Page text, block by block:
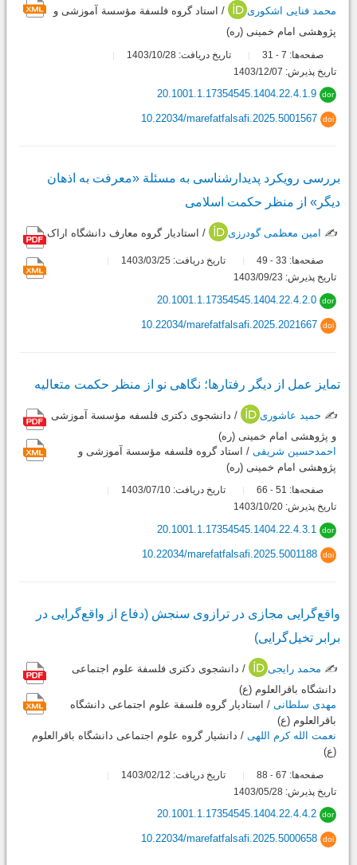
محمد فنایی اشکوری
/ استاد گروه فلسفة مؤسسة آموزشی و
پژوهشی امام خمینی (ره)
صفحه‌ها: 7
-
تاریخ دریافت: 1403/10/28
تاریخ پذیرش: 1403/12/07
dor
20.1001.1.17354545.1404.22.4.1.9
doi
10.22034/marefatfalsafi.2025.5001567
بررسی رویکرد پدیدارشناسی به مسئلة «معرفت به اذهان
دیگر» از منظر حکمت اسلامی
✍️ امین معظمی گودرزی / استادیار گروه معارف دانشگاه اراک
صفحه‌ها: 33
-
تاریخ دریافت: 1403/03/25
تاریخ پذیرش: 1403/09/23
dor
20.1001.1.17354545.1404.22.4.2.0
doi
10.22034/marefatfalsafi.2025.2021667
تمایز عمل از دیگر رفتارها؛ نگاهی نو از منظر حکمت متعالیه
✍️ حمید عاشوری
/ دانشجوی دکتری فلسفه مؤسسة آموزشی
و پژوهشی امام خمینی (ره)
احمدحسین شریفی / استاد گروه فلسفه مؤسسة آموزشی و
پژوهشی امام خمینی (ره)
صفحه‌ها: 51
-
تاریخ دریافت: 1403/07/10
تاریخ پذیرش: 1403/10/20
dor
20.1001.1.17354545.1404.22.4.3.1
doi
10.22034/marefatfalsafi.2025.5001188
واقع‌گرایی مجازی در ترازوی سنجش (دفاع از واقع‌گرایی در
برابر تخیل‌گرایی)
✍️ محمد رایجی
/ دانشجوی دکتری فلسفة علوم اجتماعی
دانشگاه باقرالعلوم (ع)
مهدی سلطانی / استادیار گروه فلسفة علوم اجتماعی دانشگاه
باقرالعلوم (ع)
نعمت الله کرم اللهی / دانشیار گروه علوم اجتماعی دانشگاه باقرالعلوم
(ع)
صفحه‌ها: 67
-
تاریخ دریافت: 1403/02/12
تاریخ پذیرش: 1403/05/28
dor
20.1001.1.17354545.1404.22.4.4.2
doi
10.22034/marefatfalsafi.2025.5000658